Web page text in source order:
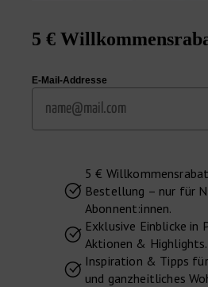
5 €
E-Mail-Addresse
Email
5 €
Bestellung – nur für
Abonnent:innen.
Exklusive Einblicke in
Aktionen & Highlights.
Inspiration & Tipps
und ganzheitliches